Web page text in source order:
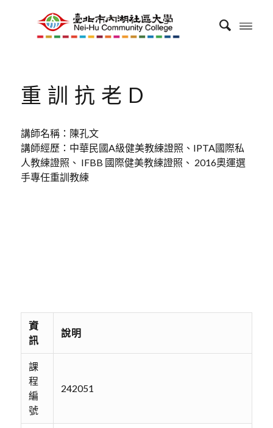
重訓抗老D
講師名稱：陳孔文
講師經歷：中華民國A級健美教練證照、IPTA國際私
人教練證照、 IFBB 國際健美教練證照、 2016奧運選
手專任重訓教練
資
訊
說明
課
程
編
號
242051